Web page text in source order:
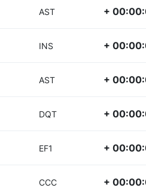
AST +
INS +
AST +
DQT +
EF1 +
CCC +